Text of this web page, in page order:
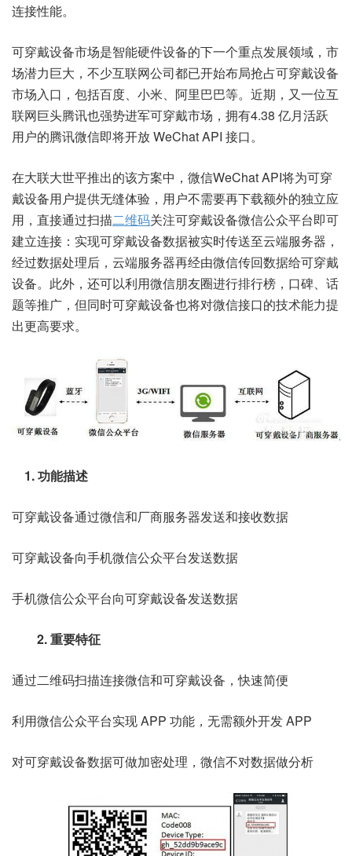
连接性能。
可穿戴设备市场是智能硬件设备的下一个重点发展领域，市
场潜力巨大，不少互联网公司都已开始布局抢占可穿戴设备
市场入口，包括百度、小米、阿里巴巴等。近期，又一位互
联网巨头腾讯也强势进军可穿戴市场，拥有4.38 亿月活跃
用户的腾讯微信即将开放 WeChat API 接口。
在大联大世平推出的该方案中，微信WeChat API将为可穿
戴设备用户提供无缝体验，用户不需要再下载额外的独立应
用，直接通过扫描二维码关注可穿戴设备微信公众平台即可
建立连接：实现可穿戴设备数据被实时传送至云端服务器，
经过数据处理后，云端服务器再经由微信传回数据给可穿戴
设备。此外，还可以利用微信朋友圈进行排行榜，口碑、话
题等推广，但同时可穿戴设备也将对微信接口的技术能力提
出更高要求。
1. 功能描述
可穿戴设备通过微信和厂商服务器发送和接收数据
可穿戴设备向手机微信公众平台发送数据
手机微信公众平台向可穿戴设备发送数据
2. 重要特征
通过二维码扫描连接微信和可穿戴设备，快速简便
利用微信公众平台实现 APP 功能，无需额外开发 APP
对可穿戴设备数据可做加密处理，微信不对数据做分析